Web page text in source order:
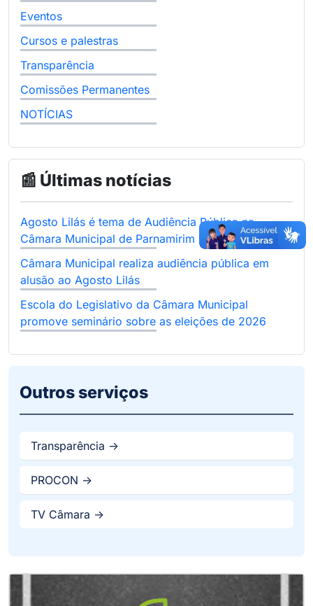
Eventos
Cursos e palestras
Transparência
Comissões Permanentes
NOTÍCIAS
📰 Últimas notícias
Agosto Lilás é tema de Audiência Pública na
Câmara Municipal de Parnamirim
Câmara Municipal realiza audiência pública em
alusão ao Agosto Lilás
Escola do Legislativo da Câmara Municipal
promove seminário sobre as eleições de 2026
Outros serviços
Transparência ->
PROCON ->
TV Câmara ->